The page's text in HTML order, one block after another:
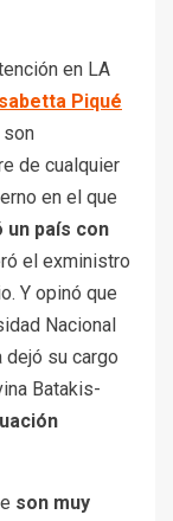
en LA
Piqué
son
de cualquier
en el que
un país con
el exministro
Y opinó que
Nacional
dejó su cargo
Batakis-
son muy